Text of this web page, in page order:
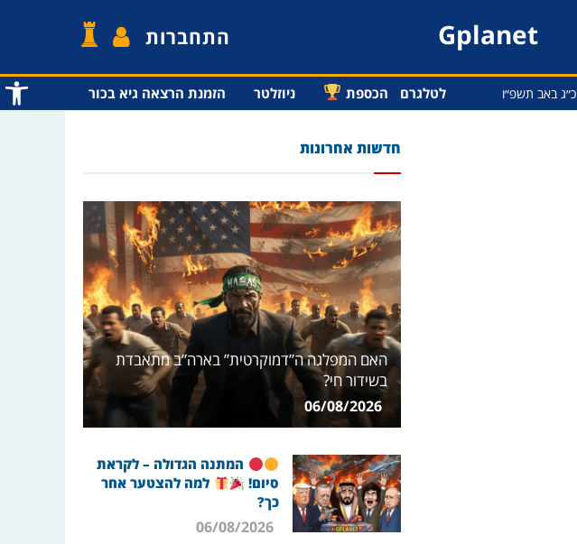
פתח
Gplanet התחברות
כ״ג באב תשפ״ו לטלגרם הכספת ניוזלטר הזמנת הרצאה גיא בכור
חדשות אחרונות
האם המפלגה ה”דמוקרטית” בארה”ב מתאבדת
בשידור חי?
06/08/2026
המתנה הגדולה – לקראת
סיום!
למה להצטער אחר
כך?
06/08/2026